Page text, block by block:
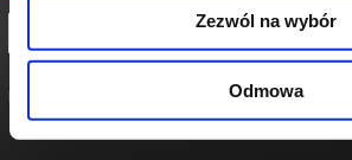
Zezwól na wybór
Odmowa
POLITYKA